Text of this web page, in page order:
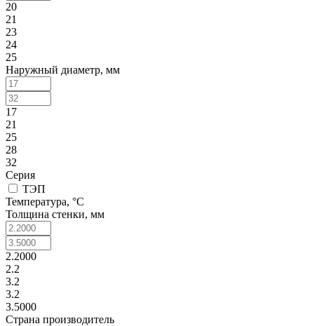
20
21
23
24
25
Наружный диаметр, мм
17
21
25
28
32
Серия
ТЭП
Температура, °C
Толщина стенки, мм
2.2000
2.2
3.2
3.2
3.5000
Страна производитель